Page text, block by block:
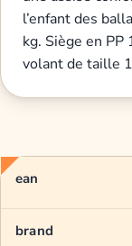
l’enfant des
kg. Siège en
volant de taille
ean
brand